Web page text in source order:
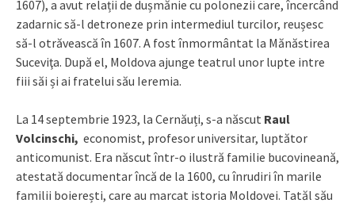
1607), a avut relații de dușmănie cu polonezii care, încercând
zadarnic să-l detroneze prin intermediul turcilor, reușesc
să-l otrăvească în 1607. A fost înmormântat la Mănăstirea
Suceviţa. După el, Moldova ajunge teatrul unor lupte intre
fiii săi și ai fratelui său Ieremia.
La 14 septembrie 1923, la Cernăuți, s-a născut Raul
Volcinschi, economist, profesor universitar, luptător
anticomunist. Era născut într-o ilustră familie bucovineană,
atestată documentar încă de la 1600, cu înrudiri în marile
familii boierești, care au marcat istoria Moldovei. Tatăl său